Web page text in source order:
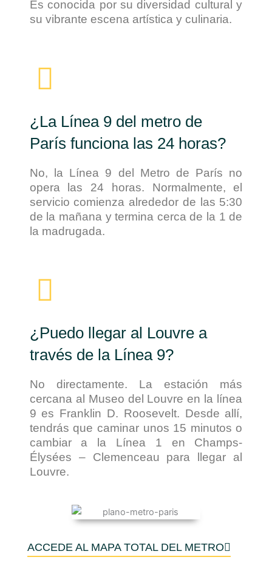
Es conocida por su diversidad cultural y
su vibrante escena artística y culinaria.
¿La Línea 9 del metro de
París funciona las 24 horas?
No, la Línea 9 del Metro de París no
opera las 24 horas. Normalmente, el
servicio comienza alrededor de las 5:30
de la mañana y termina cerca de la 1 de
la madrugada.
¿Puedo llegar al Louvre a
través de la Línea 9?
No directamente. La estación más
cercana al Museo del Louvre en la línea
9 es Franklin D. Roosevelt. Desde allí,
tendrás que caminar unos 15 minutos o
cambiar a la Línea 1 en Champs-
Élysées – Clemenceau para llegar al
Louvre.
ACCEDE AL MAPA TOTAL DEL METRO